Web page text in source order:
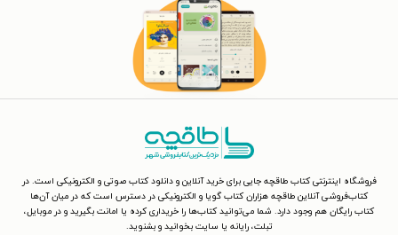
فروشگاه اینترنتی کتاب طاقچه جایی برای خرید آنلاین و دانلود کتاب صوتی و الکترونیکی است. در
کتاب‌فروشی آنلاین طاقچه هزاران کتاب گویا و الکترونیکی در دسترس است که در میان آن‌ها
کتاب رایگان هم وجود دارد. شما می‌توانید کتاب‌ها را خریداری کرده یا امانت بگیرید و در موبایل،
تبلت، رایانه یا سایت بخوانید و بشنوید.